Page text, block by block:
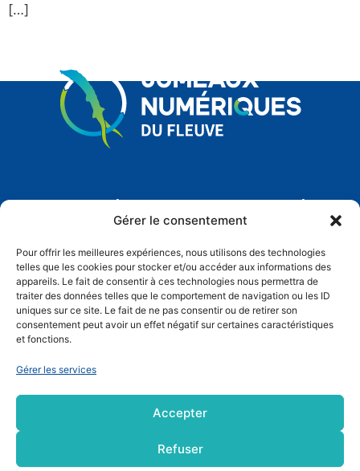
Gérer le consentement
Pour offrir les meilleures expériences, nous utilisons des technologies
telles que les cookies pour stocker et/ou accéder aux informations des
appareils. Le fait de consentir à ces technologies nous permettra de
traiter des données telles que le comportement de navigation ou les ID
uniques sur ce site. Le fait de ne pas consentir ou de retirer son
consentement peut avoir un effet négatif sur certaines caractéristiques
et fonctions.
Gérer les services
Accepter
Refuser
[…]
Mentions Légales–Politique de confidentialité
Conditions générales d’utilisation–
v3.